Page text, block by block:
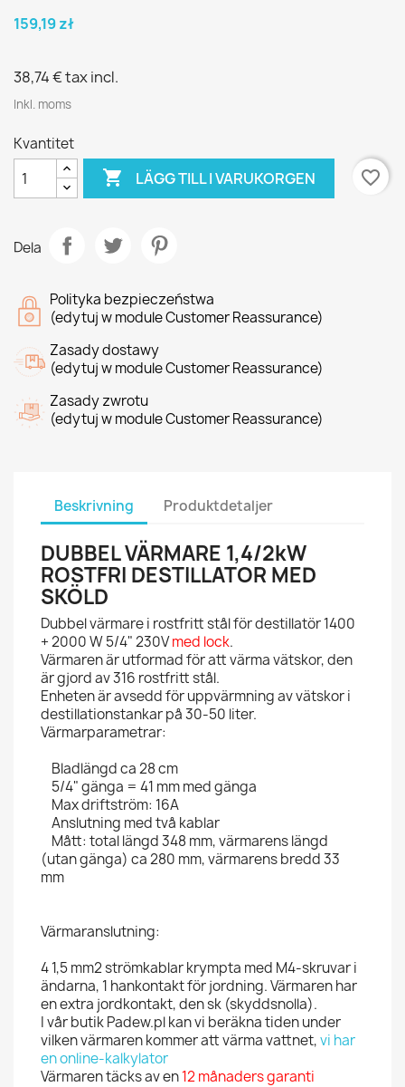
159,19 zł
38,74 €tax incl.
Inkl. moms
Kvantitet
 LÄGG TILL I VARUKORGEN favorite_border
Dela
Polityka bezpieczeństwa
(edytuj w module Customer Reassurance)
Zasady dostawy
(edytuj w module Customer Reassurance)
Zasady zwrotu
(edytuj w module Customer Reassurance)
Beskrivning Produktdetaljer
DUBBEL VÄRMARE 1,4/2kW
ROSTFRI DESTILLATOR MED
SKÖLD
Dubbel värmare i rostfritt stål för destillatör 1400
+ 2000 W 5/4" 230Vmed lock.
Värmaren är utformad för att värma vätskor, den
är gjord av 316 rostfritt stål.
Enheten är avsedd för uppvärmning av vätskor i
destillationstankar på 30-50 liter.
Värmarparametrar:
Bladlängd ca 28 cm
5/4" gänga = 41 mm med gänga
Max driftström: 16A
Anslutning med två kablar
Mått: total längd 348 mm, värmarens längd
(utan gänga) ca 280 mm, värmarens bredd 33
mm
Värmaranslutning:
4 1,5 mm2 strömkablar krympta med M4-skruvar i
ändarna, 1 hankontakt för jordning. Värmaren har
en extra jordkontakt, den sk (skyddsnolla).
I vår butik Padew.pl kan vi beräkna tiden under
vilken värmaren kommer att värma vattnet,vi har
en online-kalkylator
Värmaren täcks av en12 månaders garanti